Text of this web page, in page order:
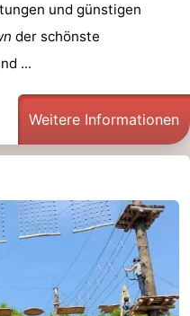
und günstigen
der schönste
...
Weitere Informationen